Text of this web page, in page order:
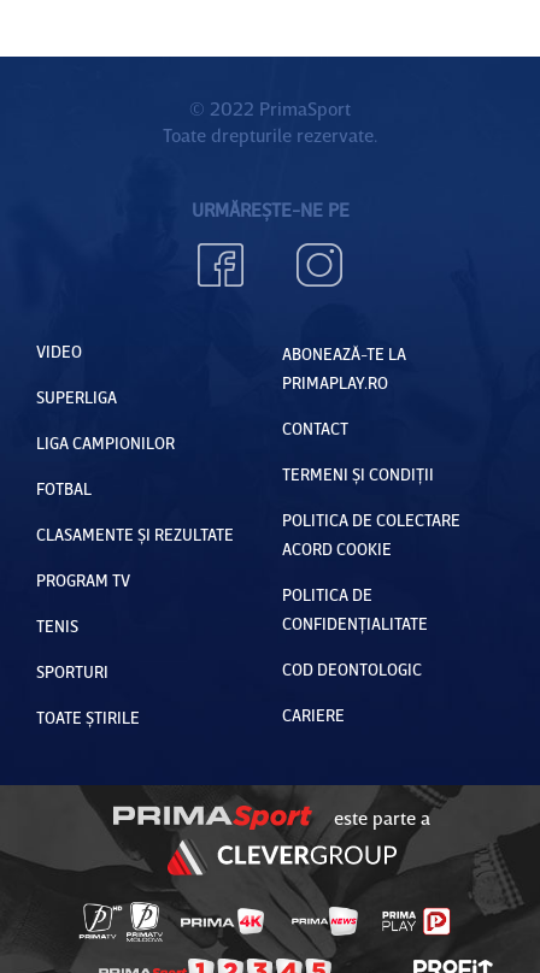
© 2022 PrimaSport
Toate drepturile rezervate.
URMĂREȘTE-NE PE
VIDEO
SUPERLIGA
LIGA CAMPIONILOR
FOTBAL
CLASAMENTE ȘI REZULTATE
PROGRAM TV
TENIS
SPORTURI
TOATE ȘTIRILE
ABONEAZĂ-TE LA
PRIMAPLAY.RO
CONTACT
TERMENI ȘI CONDIȚII
POLITICA DE COLECTARE
ACORD COOKIE
POLITICA DE
CONFIDENȚIALITATE
COD DEONTOLOGIC
CARIERE
este parte a